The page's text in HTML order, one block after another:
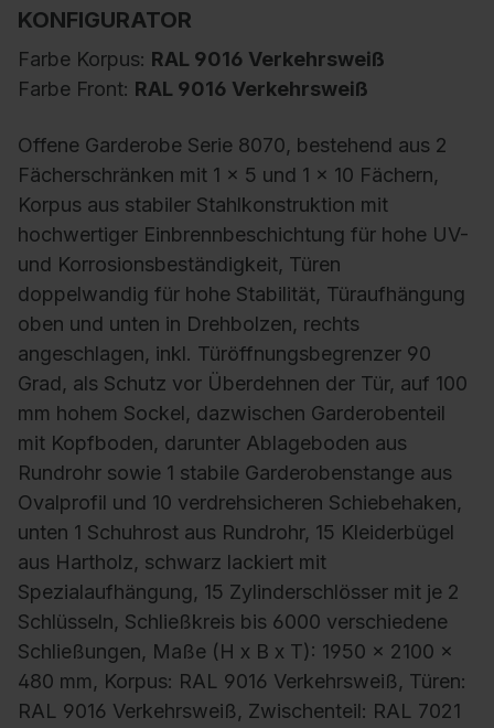
KONFIGURATOR
Farbe Korpus: RAL 9016 Verkehrsweiß
Farbe Front: RAL 9016 Verkehrsweiß
Offene Garderobe Serie 8070, bestehend aus 2
Fächerschränken mit 1 x 5 und 1 x 10 Fächern,
Korpus aus stabiler Stahlkonstruktion mit
hochwertiger Einbrennbeschichtung für hohe UV-
und Korrosionsbeständigkeit, Türen
doppelwandig für hohe Stabilität, Türaufhängung
oben und unten in Drehbolzen, rechts
angeschlagen, inkl. Türöffnungsbegrenzer 90
Grad, als Schutz vor Überdehnen der Tür, auf 100
mm hohem Sockel, dazwischen Garderobenteil
mit Kopfboden, darunter Ablageboden aus
Rundrohr sowie 1 stabile Garderobenstange aus
Ovalprofil und 10 verdrehsicheren Schiebehaken,
unten 1 Schuhrost aus Rundrohr, 15 Kleiderbügel
aus Hartholz, schwarz lackiert mit
Spezialaufhängung, 15 Zylinderschlösser mit je 2
Schlüsseln, Schließkreis bis 6000 verschiedene
Schließungen, Maße (H x B x T): 1950 x 2100 x
480 mm, Korpus: RAL 9016 Verkehrsweiß, Türen:
RAL 9016 Verkehrsweiß, Zwischenteil: RAL 7021